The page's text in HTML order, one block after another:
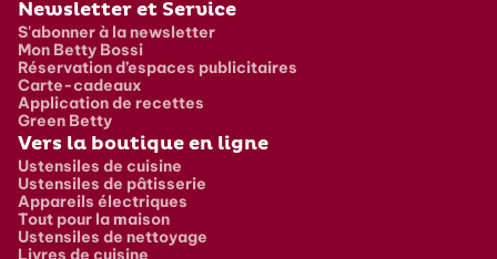
Newsletter et Service
S'abonner à la newsletter
Mon Betty Bossi
Réservation d’espaces publicitaires
Carte-cadeaux
Application de recettes
Green Betty
Vers la boutique en ligne
Ustensiles de cuisine
Ustensiles de pâtisserie
Appareils électriques
Tout pour la maison
Ustensiles de nettoyage
Livres de cuisine